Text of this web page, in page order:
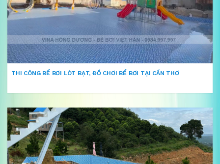
THI CÔNG BỂ BƠI LÓT BẠT, ĐỒ CHƠI BỂ BƠI TẠI CẦN THƠ